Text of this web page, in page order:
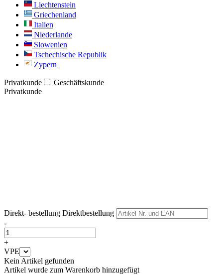
Liechtenstein
Griechenland
Italien
Niederlande
Slowenien
Tschechische Republik
Zypern
Privatkunde
Geschäftskunde
Privatkunde
Direkt- bestellung Direktbestellung
-
+
VPE
Kein Artikel gefunden
Artikel wurde zum Warenkorb hinzugefügt